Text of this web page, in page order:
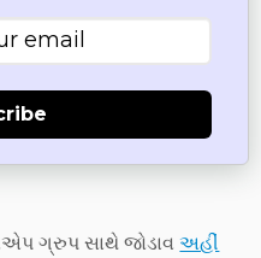
ગ્રુપ સાથે જોડાવઅહીં